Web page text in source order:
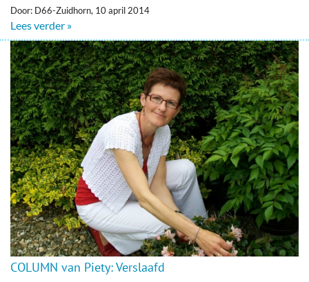
Door: D66-Zuidhorn, 10 april 2014
Lees verder »
COLUMN van Piety: Verslaafd